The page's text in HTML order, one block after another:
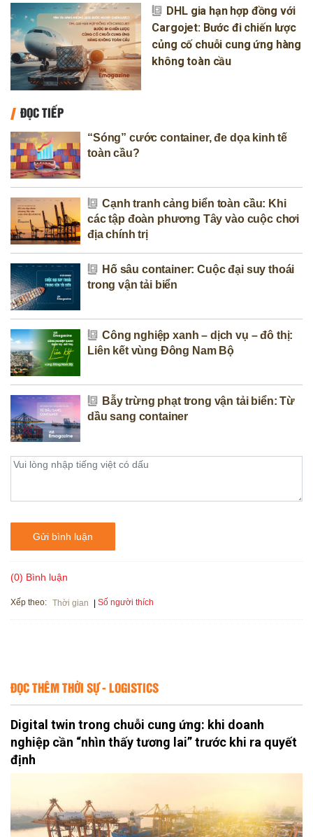
DHL gia hạn hợp đồng với
Cargojet: Bước đi chiến lược
củng cố chuỗi cung ứng hàng
không toàn cầu
ĐỌC TIẾP
“Sóng” cước container, đe dọa kinh tế
toàn cầu?
Cạnh tranh cảng biển toàn cầu: Khi
các tập đoàn phương Tây vào cuộc chơi
địa chính trị
Hố sâu container: Cuộc đại suy thoái
trong vận tải biển
Công nghiệp xanh – dịch vụ – đô thị:
Liên kết vùng Đông Nam Bộ
Bẫy trừng phạt trong vận tải biển: Từ
dầu sang container
Gửi bình luận
(0) Bình luận
Xếp theo: Thời gian Số người thích
ĐỌC THÊM THỜI SỰ - LOGISTICS
Digital twin trong chuỗi cung ứng: khi doanh
nghiệp cần “nhìn thấy tương lai” trước khi ra quyết
định